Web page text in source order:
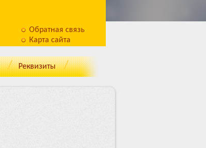
Обратная связь
Карта сайта
Реквизиты